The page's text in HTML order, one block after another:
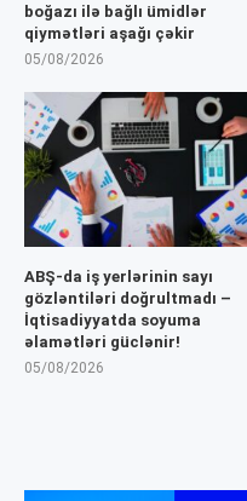
boğazı ilə bağlı ümidlər
qiymətləri aşağı çəkir
05/08/2026
ABŞ-da iş yerlərinin sayı
gözləntiləri doğrultmadı –
İqtisadiyyatda soyuma
əlamətləri güclənir!
05/08/2026